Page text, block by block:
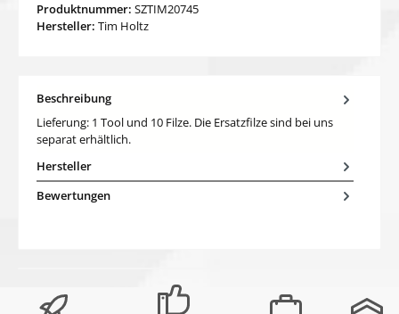
Produktnummer: SZTIM20745
Hersteller: Tim Holtz
Beschreibung
Lieferung: 1 Tool und 10 Filze. Die Ersatzfilze sind bei uns
separat erhältlich.
Hersteller
Bewertungen